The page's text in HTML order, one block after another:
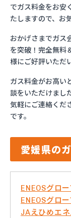
でガス料金をお安
たしますので、お
おかげさまでガス
を突破！完全無料
様にご好評いただ
ガス料金がお高い
談をいただけまし
気軽にご連絡くだ
です。
愛媛県の
ENEOSグロ
ENEOSグロ
JAえひめエ